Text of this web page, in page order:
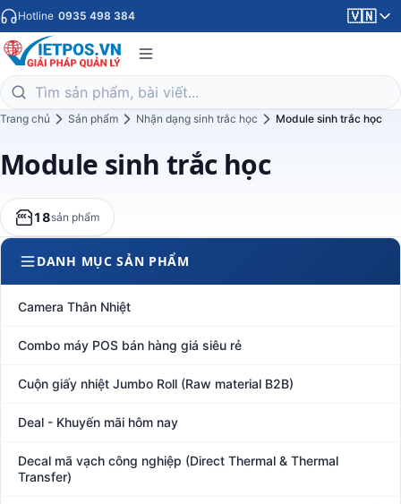
Hotline 0935 498 384 🇻🇳
Trang chủ Sản phẩm Nhận dạng sinh trắc học Module sinh trắc học
Module sinh trắc học
18sản phẩm
DANH MỤC SẢN PHẨM
Camera Thân Nhiệt
Combo máy POS bán hàng giá siêu rẻ
Cuộn giấy nhiệt Jumbo Roll (Raw material B2B)
Deal - Khuyến mãi hôm nay
Decal mã vạch công nghiệp (Direct Thermal & Thermal
Transfer)